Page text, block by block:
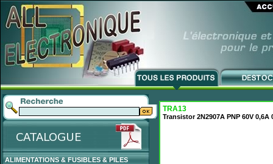
ALIMENTATIONS & FUSIBLES & PILES
TRA13
Transistor 2N2907A PNP 60V 0,6A